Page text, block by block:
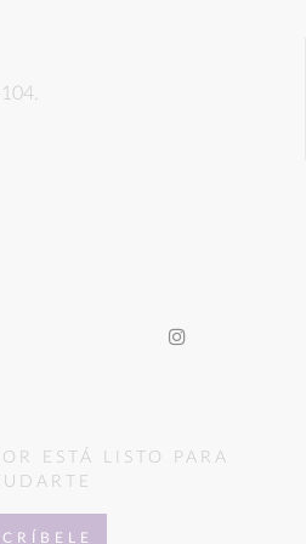
ESTÁ LISTO PARA